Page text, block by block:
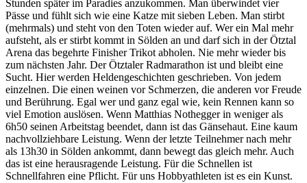
Stunden später im Paradies anzukommen. Man überwindet vier
Pässe und fühlt sich wie eine Katze mit sieben Leben. Man stirbt
(mehrmals) und steht von den Toten wieder auf. Wer ein Mal mehr
aufsteht, als er stirbt kommt in Sölden an und darf sich in der Ötztal
Arena das begehrte Finisher Trikot abholen. Nie mehr wieder bis
zum nächsten Jahr. Der Ötztaler Radmarathon ist und bleibt eine
Sucht. Hier werden Heldengeschichten geschrieben. Von jedem
einzelnen. Die einen weinen vor Schmerzen, die anderen vor Freude
und Berührung. Egal wer und ganz egal wie, kein Rennen kann so
viel Emotion auslösen. Wenn Matthias Nothegger in weniger als
6h50 seinen Arbeitstag beendet, dann ist das Gänsehaut. Eine kaum
nachvollziehbare Leistung. Wenn der letzte Teilnehmer nach mehr
als 13h30 in Sölden ankommt, dann bewegt das gleich mehr. Auch
das ist eine herausragende Leistung. Für die Schnellen ist
Schnellfahren eine Pflicht. Für uns Hobbyathleten ist es ein Kunst.